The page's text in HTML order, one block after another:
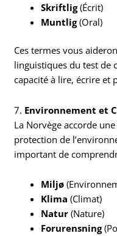
Skriftlig(Écrit)
Muntlig(Oral)
Ces termes vous
linguistiques du test de
capacité à lire, écrire et
7. Environnement et
La Norvège accorde
protection de
important de
Miljø
Klima (Climat)
Natur (Nature)
Forurensning